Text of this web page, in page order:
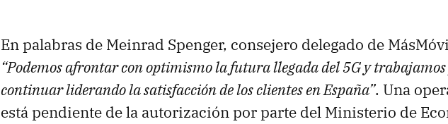
En palabras de Meinrad Spenger, consejero delegado de
“Podemos afrontar con optimismo la futura llegada del 5G y
continuar liderando la satisfacción de los clientes en España”. Una
está pendiente de la autorización por parte del Ministerio de